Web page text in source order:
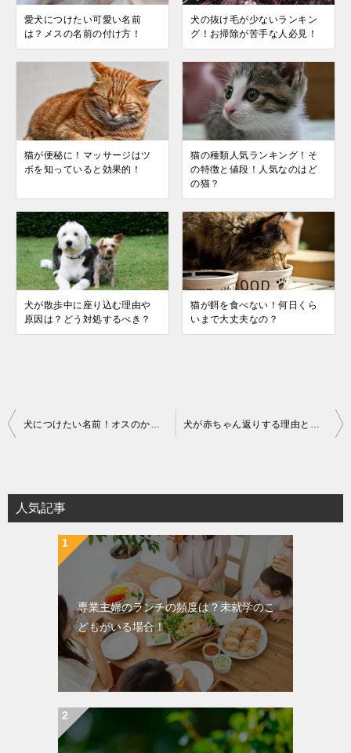
愛犬につけたい可愛い名前
は？メスの名前の付け方！
犬の抜け毛が少ないランキン
グ！お掃除が苦手な人必見！
猫が便秘に！マッサージはツ
ボを知っていると効果的！
猫の種類人気ランキング！そ
の特徴と値段！人気なのはど
の猫？
犬が散歩中に座り込む理由や
原因は？どう対処するべき？
猫が餌を食べない！何日くら
いまで大丈夫なの？
投
稿
ゲ
ー
犬につけたい名前！オスのかっこいい名前？海外で人気の名前31選！ 犬が赤ちゃん返りする理由とは？私が試した対処法を紹介！？
人気記事
専業主婦のランチの頻度は？未就学のこ
どもがいる場合！